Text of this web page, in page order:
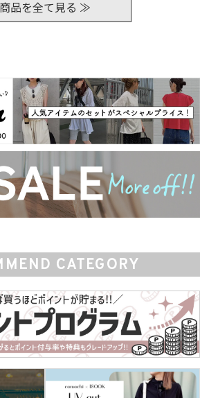
商品を全て見る ≫
CATEGORY